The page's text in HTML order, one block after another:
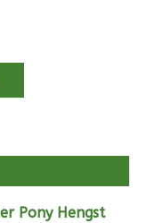
Pony Hengst